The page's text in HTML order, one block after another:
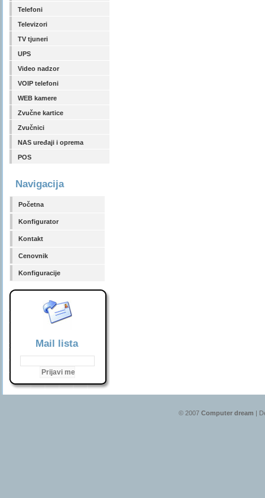
Telefoni
Televizori
TV tjuneri
UPS
Video nadzor
VOIP telefoni
WEB kamere
Zvučne kartice
Zvučnici
NAS uređaji i oprema
POS
Navigacija
Početna
Konfigurator
Kontakt
Cenovnik
Konfiguracije
Mail lista
© 2007 Computer dream |